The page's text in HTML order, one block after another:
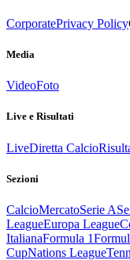
CorporatePrivacy Policy
Media
VideoFoto
Live e Risultati
LiveDiretta Calcio
Sezioni
CalcioMercatoSerie A
LeagueEuropa League
ItalianaFormula 1
CupNations League